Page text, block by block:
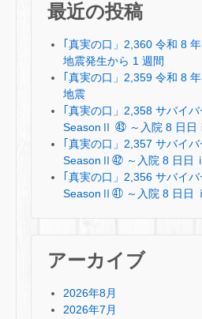
最近の投稿
｢真実の口」2,360 令和 8
地震発生から 1 週間
｢真実の口」2,359 令和 8
地震
｢真実の口」2,358 サバイバ
SeasonⅡ ㊸ ～入院 8 日日
｢真実の口」2,357 サバイバ
SeasonⅡ㊷ ～入院 8 日日
｢真実の口」2,356 サバイバ
SeasonⅡ㊶ ～入院 8 日日
アーカイブ
2026年8月
2026年7月